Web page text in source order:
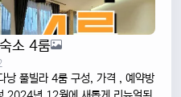
소 4룸
낭 풀빌라 4룸 구성, 가격 , 예약방